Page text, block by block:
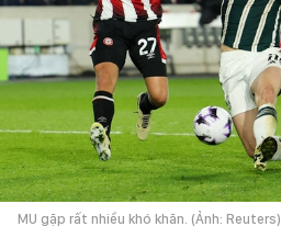
MU gặp rất nhiều khó khăn. (Ảnh: Reuters).